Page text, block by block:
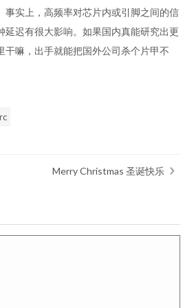
事实上，高频率对芯片内或引脚之间的信
延迟有很大影响。如果国内真能研究出更
干嘛，出手就能把国外公司杀个片甲不
Merry Christmas 圣诞快乐